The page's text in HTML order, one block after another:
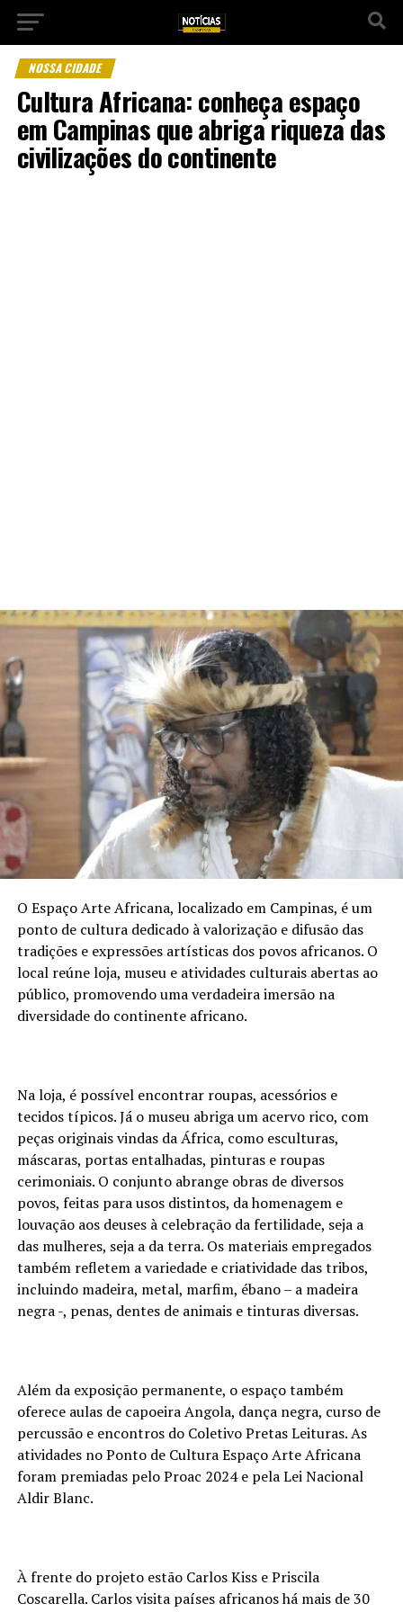
NOSSA CIDADE
Cultura Africana: conheça espaço
em Campinas que abriga riqueza das
civilizações do continente
O Espaço Arte Africana, localizado em Campinas, é um
ponto de cultura dedicado à valorização e difusão das
tradições e expressões artísticas dos povos africanos. O
local reúne loja, museu e atividades culturais abertas ao
público, promovendo uma verdadeira imersão na
diversidade do continente africano.
Na loja, é possível encontrar roupas, acessórios e
tecidos típicos. Já o museu abriga um acervo rico, com
peças originais vindas da África, como esculturas,
máscaras, portas entalhadas, pinturas e roupas
cerimoniais. O conjunto abrange obras de diversos
povos, feitas para usos distintos, da homenagem e
louvação aos deuses à celebração da fertilidade, seja a
das mulheres, seja a da terra. Os materiais empregados
também refletem a variedade e criatividade das tribos,
incluindo madeira, metal, marfim, ébano – a madeira
negra -, penas, dentes de animais e tinturas diversas.
Além da exposição permanente, o espaço também
oferece aulas de capoeira Angola, dança negra, curso de
percussão e encontros do Coletivo Pretas Leituras. As
atividades no Ponto de Cultura Espaço Arte Africana
foram premiadas pelo Proac 2024 e pela Lei Nacional
Aldir Blanc.
À frente do projeto estão Carlos Kiss e Priscila
Coscarella. Carlos visita países africanos há mais de 30